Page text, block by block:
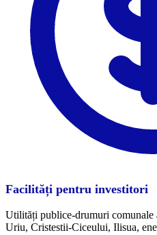
Facilități pentru investitori
Utilități publice-drumuri comunale
Uriu, Cristestii-Ciceului, Ilisua,